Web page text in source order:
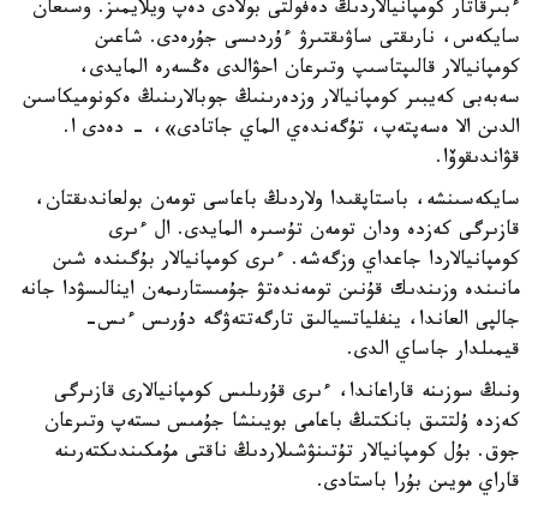
ءبىرقاتار كومپانيالاردىڭ دەفولتى بولادى دەپ ويلايمىز. وسىعان
سايكەس، نارىقتى ساۋىقتىرۋ ءۇردىسى جۇرەدى. شاعىن
كومپانيالار قالىپتاسىپ وتىرعان احۋالدى ەڭسەرە المايدى،
سەبەبى كەيبىر كومپانيالار وزدەرىنىڭ جوبالارىنىڭ ەكونوميكاسىن
الدىن الا ەسەپتەپ، تۇگەندەي الماي جاتادى»، - دەدى ا.
قۋاندىقوۆا.
سايكەسىنشە، باستاپقىدا ولاردىڭ باعاسى تومەن بولعاندىقتان،
قازىرگى كەزدە ودان تومەن تۇسىرە المايدى. ال ءىرى
كومپانيالاردا جاعداي وزگەشە. ءىرى كومپانيالار بۇگىندە شىن
مانىندە وزىندىك قۇنىن تومەندەتۋ جۇمىستارىمەن اينالىسۋدا جانە
جالپى العاندا، ينفلياتسيالىق تارگەتتەۋگە دۇرىس ءىس-
قيمىلدار جاساي الدى.
ونىڭ سوزىنە قاراعاندا، ءىرى قۇرىلىس كومپانيالارى قازىرگى
كەزدە ۇلتتىق بانكتىڭ باعامى بويىنشا جۇمىس ىستەپ وتىرعان
جوق. بۇل كومپانيالار تۇتىنۋشىلاردىڭ ناقتى مۇمكىندىكتەرىنە
قاراي مويىن بۇرا باستادى.